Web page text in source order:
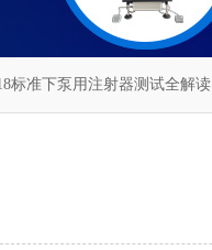
标准下泵用注射器测试全解读